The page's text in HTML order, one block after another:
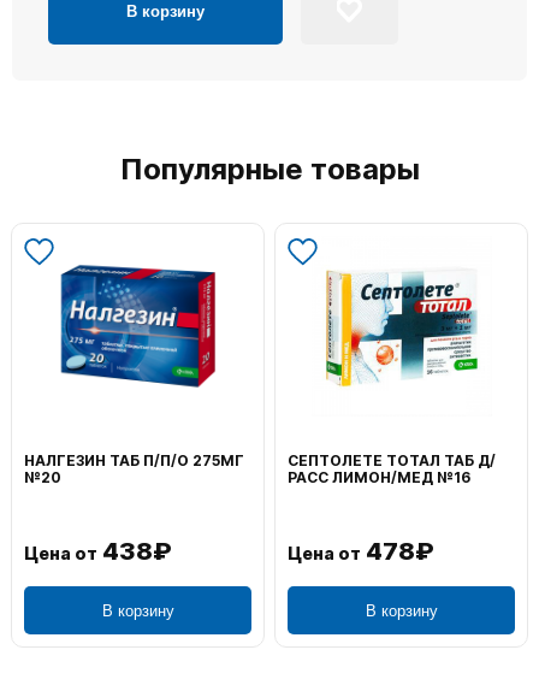
В корзину
Популярные товары
НАЛГЕЗИН ТАБ П/П/О 275МГ
№20
Цена от 438₽
В корзину
СЕПТОЛЕТЕ ТОТАЛ ТАБ Д/
РАСС ЛИМОН/МЕД №16
Цена от 478₽
В корзину